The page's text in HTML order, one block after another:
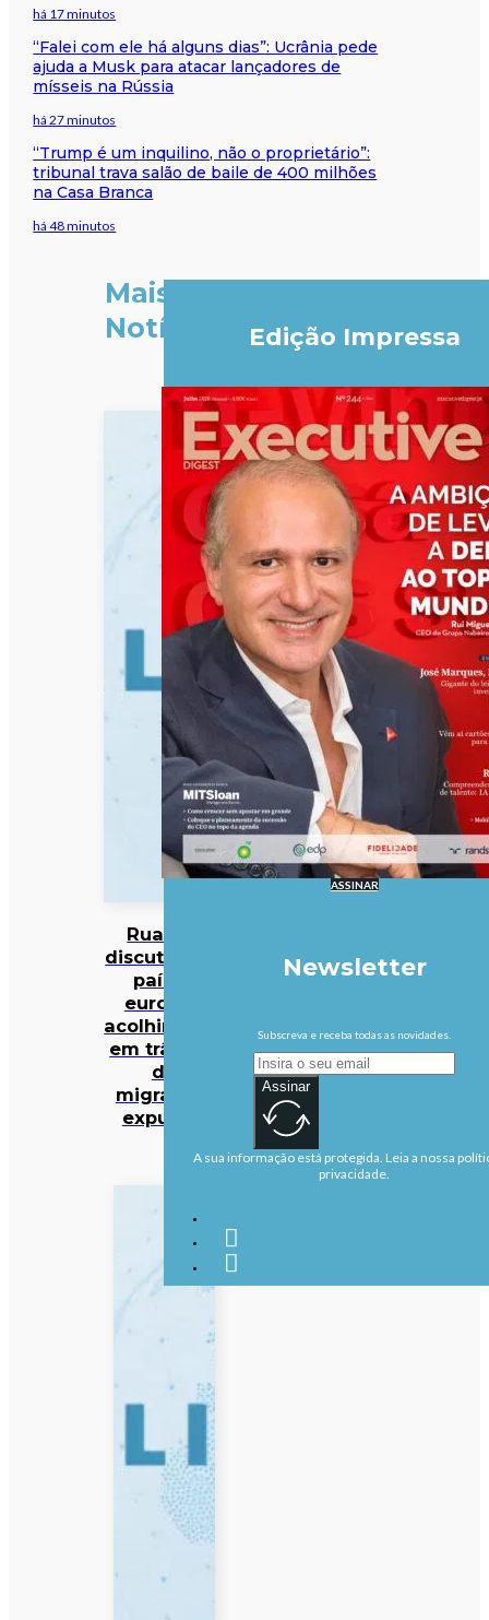
há 17 minutos
“Falei com ele há alguns dias”: Ucrânia pede
ajuda a Musk para atacar lançadores de
mísseis na Rússia
há 27 minutos
“Trump é um inquilino, não o proprietário”:
tribunal trava salão de baile de 400 milhões
na Casa Branca
há 48 minutos
Mais
Notícias
Ruanda
discute com
países
europeu
acolhimento
em trânsito
de
migrantes
expulsos
Edição Impressa
ASSINAR
Newsletter
Subscreva e receba todas as novidades.
Assinar
A sua informação está protegida. Leia a nossa
privacidade.